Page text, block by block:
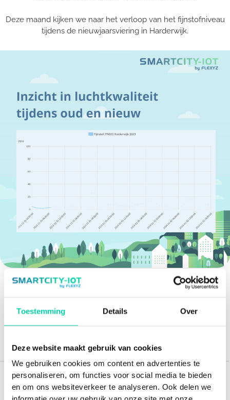
Toestemming Details Over
Deze website maakt gebruik van cookies
We gebruiken cookies om content en advertenties te
personaliseren, om functies voor social media te bieden
en om ons websiteverkeer te analyseren. Ook delen we
Deze maand kijken we naar het verloop van het fijnstofniveau
tijdens de nieuwjaarsviering in Harderwijk.
Deel dit artikel
Aanbevolen artikelen voor jou